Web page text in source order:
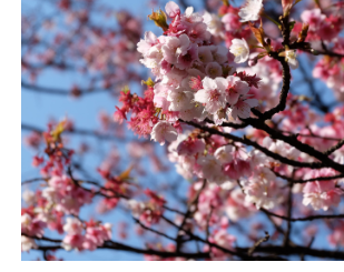
運営会社
ファミリーオフィスとは
関連書籍
メールマガジン登録
よくある質問